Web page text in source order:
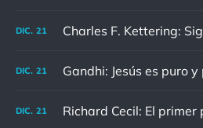
DIC. 21
DIC. 21
DIC. 21